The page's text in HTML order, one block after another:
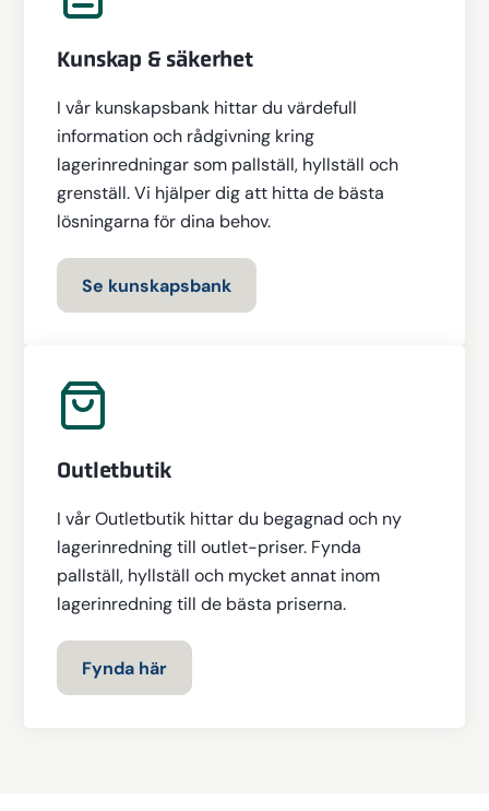
Kunskap & säkerhet
I vår kunskapsbank hittar du värdefull
information och rådgivning kring
lagerinredningar som pallställ, hyllställ och
grenställ. Vi hjälper dig att hitta de bästa
lösningarna för dina behov.
Se kunskapsbank
Outletbutik
I vår Outletbutik hittar du begagnad och ny
lagerinredning till outlet-priser. Fynda
pallställ, hyllställ och mycket annat inom
lagerinredning till de bästa priserna.
Fynda här